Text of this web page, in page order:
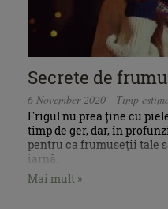
Secrete de
6 November 2020 - Timp
Frigul nu prea ține cu
timp de ger, dar, în
pentru ca frumuseţii tale
iarnă.
Mai mult »